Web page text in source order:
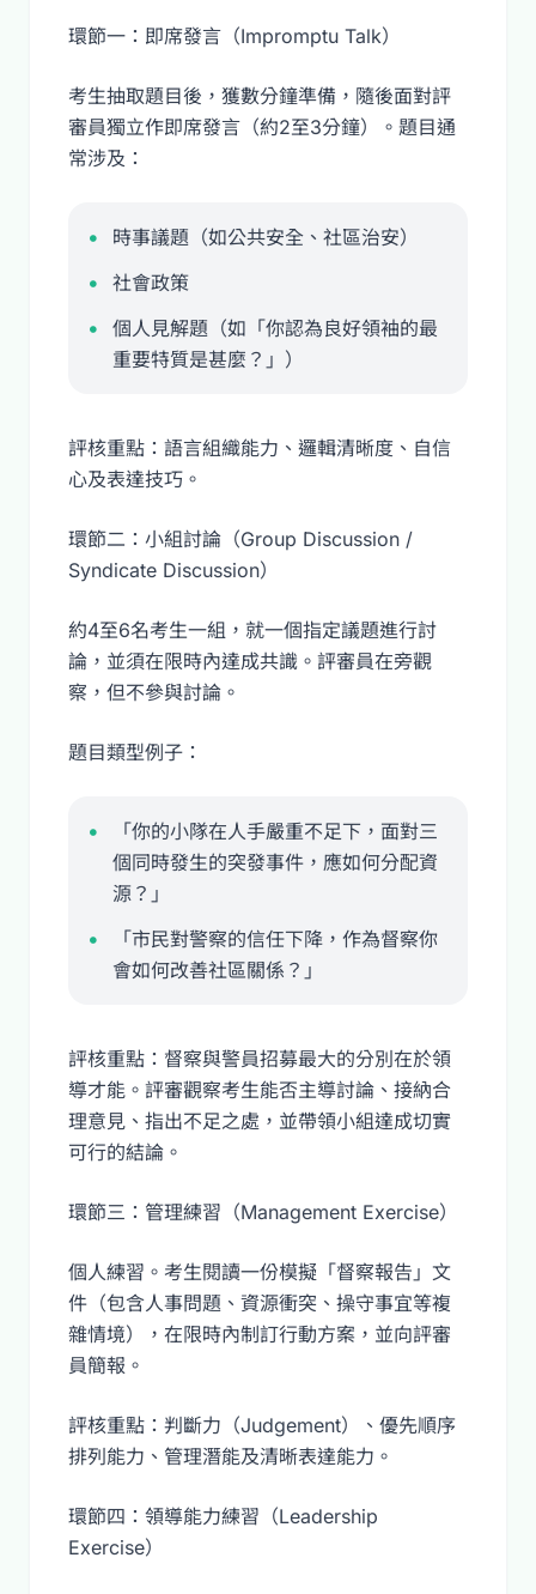
環節一：即席發言（Impromptu Talk）
考生抽取題目後，獲數分鐘準備，隨後面對評
審員獨立作即席發言（約2至3分鐘）。題目通
常涉及：
時事議題（如公共安全、社區治安）
社會政策
個人見解題（如「你認為良好領袖的最
重要特質是甚麼？」）
評核重點：語言組織能力、邏輯清晰度、自信
心及表達技巧。
環節二：小組討論（Group Discussion /
Syndicate Discussion）
約4至6名考生一組，就一個指定議題進行討
論，並須在限時內達成共識。評審員在旁觀
察，但不參與討論。
題目類型例子：
「你的小隊在人手嚴重不足下，面對三
個同時發生的突發事件，應如何分配資
源？」
「市民對警察的信任下降，作為督察你
會如何改善社區關係？」
評核重點：督察與警員招募最大的分別在於領
導才能。評審觀察考生能否主導討論、接納合
理意見、指出不足之處，並帶領小組達成切實
可行的結論。
環節三：管理練習（Management Exercise）
個人練習。考生閱讀一份模擬「督察報告」文
件（包含人事問題、資源衝突、操守事宜等複
雜情境），在限時內制訂行動方案，並向評審
員簡報。
評核重點：判斷力（Judgement）、優先順序
排列能力、管理潛能及清晰表達能力。
環節四：領導能力練習（Leadership
Exercise）